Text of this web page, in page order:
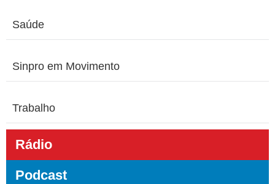
Saúde
Sinpro em Movimento
Trabalho
Rádio
Podcast